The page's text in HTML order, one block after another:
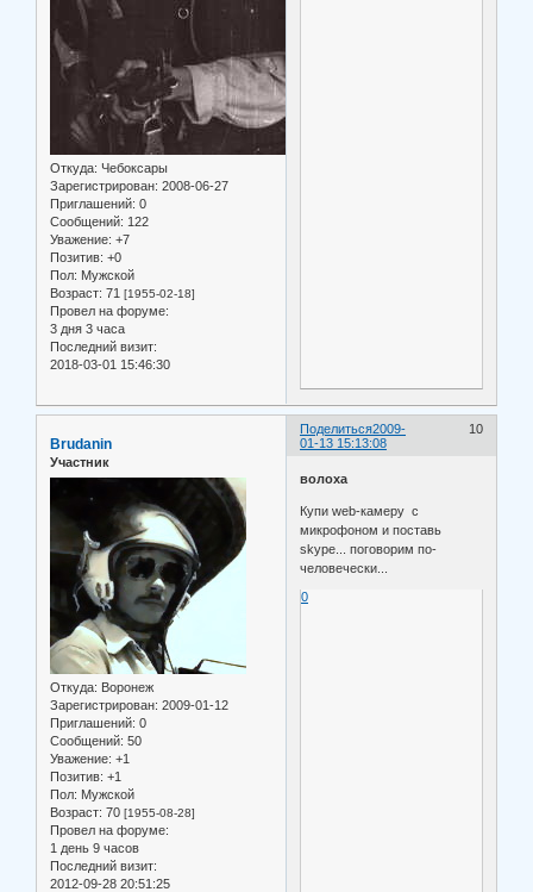
Откуда: Чебоксары
Зарегистрирован: 2008-06-27
Приглашений: 0
Сообщений: 122
Уважение: +7
Позитив: +0
Пол: Мужской
Возраст: 71 [1955-02-18]
Провел на форуме:
3 дня 3 часа
Последний визит:
2018-03-01 15:46:30
Поделиться 10
2009-
01-13 15:13:08
Brudanin
Участник
Откуда: Воронеж
Зарегистрирован: 2009-01-12
Приглашений: 0
Сообщений: 50
Уважение: +1
Позитив: +1
Пол: Мужской
Возраст: 70 [1955-08-28]
Провел на форуме:
1 день 9 часов
Последний визит:
2012-09-28 20:51:25
волоха
Купи web-камеру с
микрофоном и поставь
skype... поговорим по-
человечески...
0